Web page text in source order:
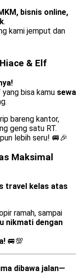
bisnis online,
.
kami jemput dan
& Elf
yang bisa kamu sewa
bareng kantor,
geng satu RT.
lebih seru! 🚐🎉
Maksimal
travel kelas atas
ramah, sampai
nikmati dengan
🚐💯
dibawa jalan—